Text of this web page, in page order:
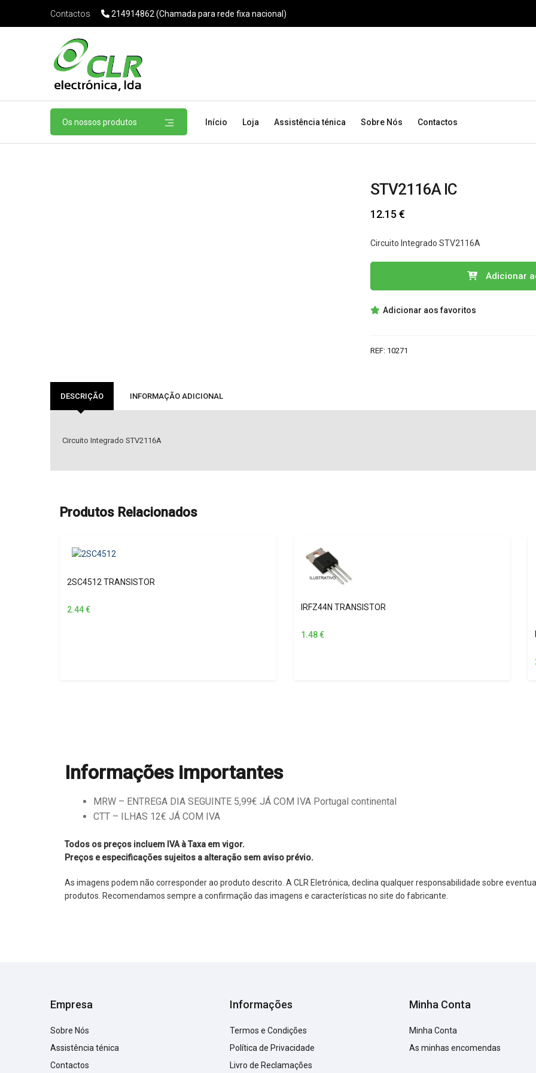
Contactos 214914862 (Chamada para rede fixa nacional)
Os nossos produtos Início Loja Assistência ténica Sobre Nós Contactos
STV2116A IC
12.15€
Circuito Integrado STV2116A
IC
Adicionar
Adicionar aos favoritos
REF: 10271
DESCRIÇÃO INFORMAÇÃO ADICIONAL
Circuito Integrado STV2116A
Produtos Relacionados
2SC4512 TRANSISTOR
2.44€ IRFZ44N TRANSISTOR
1.48€
Informações importantes
MRW – ENTREGA DIA SEGUINTE 5,99€ JÁ COM IVA Portugal continental
CTT – ILHAS 12€ JÁ COM IVA
Todos os preços incluem IVA à Taxa em vigor.
Preços e especificações sujeitos a alteração sem aviso prévio.
As imagens podem não corresponder ao produto descrito. A CLR Eletrónica, declina qualquer responsabilidade sobre
produtos. Recomendamos sempre a confirmação das imagens e características no site do fabricante.
Empresa
Sobre Nós
Assistência ténica
Contactos
Informações
Termos e Condições
Política de Privacidade
Livro de Reclamações
Minha Conta
Minha Conta
As minhas encomendas